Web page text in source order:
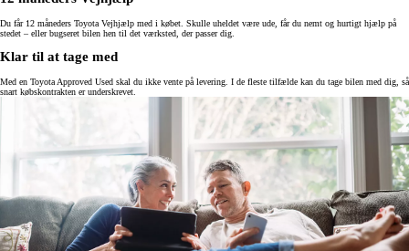
Du får 12 måneders Toyota Vejhjælp med i købet. Skulle uheldet være ude, får du nemt og hurtigt hjælp på
stedet – eller bugseret bilen hen til det værksted, der passer dig.
Klar til at tage med
Med en Toyota Approved Used skal du ikke vente på levering. I de fleste tilfælde kan du tage bilen med dig, så
snart købskontrakten er underskrevet.